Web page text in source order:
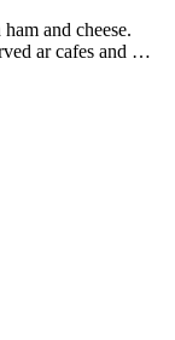
and cheese.
ar cafes and …